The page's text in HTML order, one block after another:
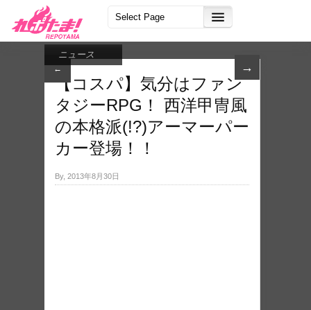
← →
ニュース
【コスパ】気分はファン
タジーRPG！ 西洋甲冑風
の本格派(!?)アーマーパー
カー登場！！
By, 2013年8月30日